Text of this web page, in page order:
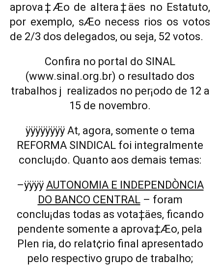
aprova‡Æo de altera‡äes no Estatuto,
por exemplo, sÆo necess rios os votos
de 2/3 dos delegados, ou seja, 52 votos.
Confira no portal do SINAL
(www.sinal.org.br) o resultado dos
trabalhos j realizados no per¡odo de 12 a
15 de novembro.
ÿÿÿÿÿÿÿÿ At‚ agora, somente o tema
REFORMA SINDICAL foi integralmente
conclu¡do. Quanto aos demais temas:
–ÿÿÿÿ AUTONOMIA E INDEPENDÒNCIA
DO BANCO CENTRAL– foram
conclu¡das todas as vota‡äes, ficando
pendente somente a aprova‡Æo, pela
Plen ria, do relat¢rio final apresentado
pelo respectivo grupo de trabalho;